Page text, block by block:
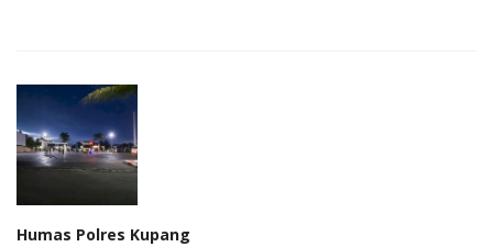
Humas Polres Kupang